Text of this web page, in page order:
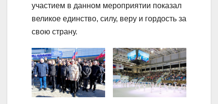
участием в данном мероприятии показал
великое единство, силу, веру и гордость за
свою страну.